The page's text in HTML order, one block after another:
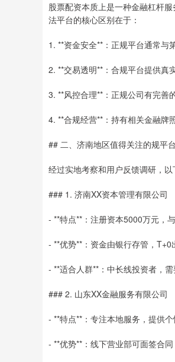
股票配资本质上是一种金融杠杆
法平台的核心区别在于：
1. **资金安全**：正规平台通常与
2. **交易透明**：合规平台提供真
3. **风控合理**：正规公司有完善
4. **合规经营**：持有相关金融牌
## 二、济南地区值得关注的规平
经过实地考察和用户反馈调研，
### 1. 济南XX资本管理有限公司
- **特点**：注册资本5000万元，
- **优势**：资金由银行存管，
- **适合人群**：中长线投资者，
### 2. 山东XX金融服务有限公司
- **特点**：专注本地服务，提供
- **优势**：线下营业部可面签合